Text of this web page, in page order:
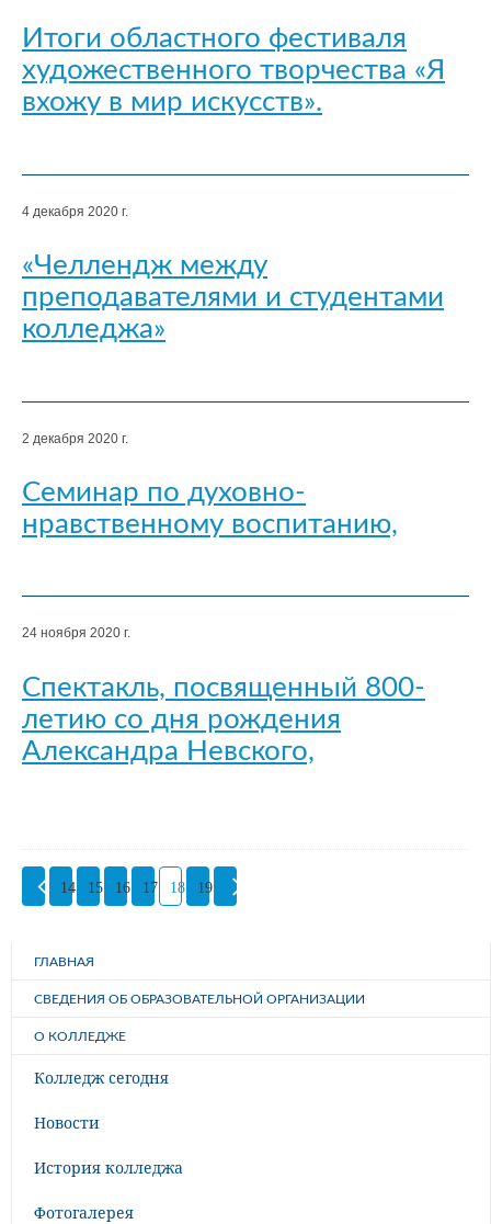
Итоги областного фестиваля
художественного творчества «Я
вхожу в мир искусств».
4 декабря 2020 г.
«Челлендж между
преподавателями и студентами
колледжа»
2 декабря 2020 г.
Семинар по духовно-
нравственному воспитанию,
24 ноября 2020 г.
Cпектакль, посвященный 800-
летию со дня рождения
Александра Невского,
14 15 16 17 18 19
ГЛАВНАЯ
СВЕДЕНИЯ ОБ ОБРАЗОВАТЕЛЬНОЙ ОРГАНИЗАЦИИ
О КОЛЛЕДЖЕ
Колледж сегодня
Новости
История колледжа
Фотогалерея